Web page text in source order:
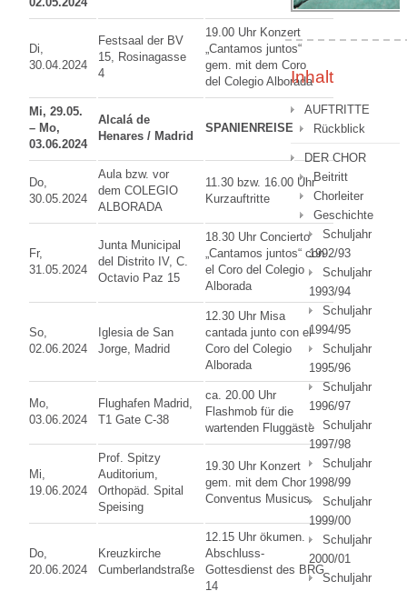
Di,
30.04.2024
Festsaal der BV
15, Rosinagasse
4
19.00 Uhr Konzert
„Cantamos juntos“
gem. mit dem Coro
del Colegio Alborada
Mi, 29.05.
– Mo,
03.06.2024
Alcalá de
Henares / Madrid
SPANIENREISE
Do,
30.05.2024
Aula bzw. vor
dem COLEGIO
ALBORADA
11.30 bzw. 16.00 Uhr
Kurzauftritte
Fr,
31.05.2024
Junta Municipal
del Distrito IV, C.
Octavio Paz 15
18.30 Uhr Concierto
„Cantamos juntos“ con
el Coro del Colegio
Alborada
So,
02.06.2024
Iglesia de San
Jorge, Madrid
12.30 Uhr Misa
cantada junto con el
Coro del Colegio
Alborada
Mo,
03.06.2024
Flughafen Madrid,
T1 Gate C-38
ca. 20.00 Uhr
Flashmob für die
wartenden Fluggäste
Mi,
19.06.2024
Prof. Spitzy
Auditorium,
Orthopäd. Spital
Speising
19.30 Uhr Konzert
gem. mit dem Chor
Conventus Musicus
Do,
20.06.2024
Kreuzkirche
Cumberlandstraße
12.15 Uhr ökumen.
Abschluss-
Gottesdienst des BRG
14
Inhalt
AUFTRITTE
Rückblick
DER CHOR
Beitritt
Chorleiter
Geschichte
Schuljahr
1992/93
Schuljahr
1993/94
Schuljahr
1994/95
Schuljahr
1995/96
Schuljahr
1996/97
Schuljahr
1997/98
Schuljahr
1998/99
Schuljahr
1999/00
Schuljahr
2000/01
Schuljahr